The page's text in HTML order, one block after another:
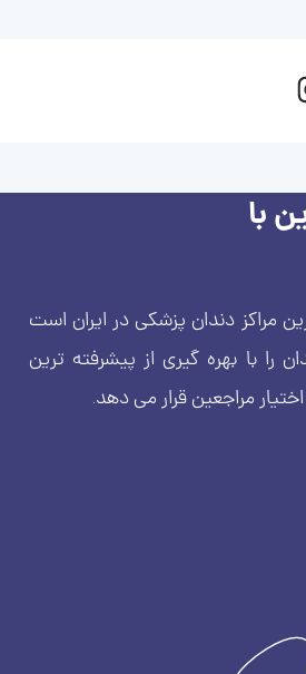
با
مراکز دندان پزشکی در ایران است
با بهره گیری از پیشرفته ترین
مراجعین قرار می دهد.